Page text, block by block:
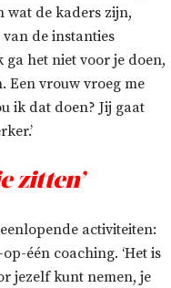
wat de kaders zijn,
de instanties
ga het niet voor je doen,
Een vrouw vroeg me
ik dat doen? Jij gaat
zitten’
activiteiten:
één coaching. ‘Het is
jezelf kunt nemen, je